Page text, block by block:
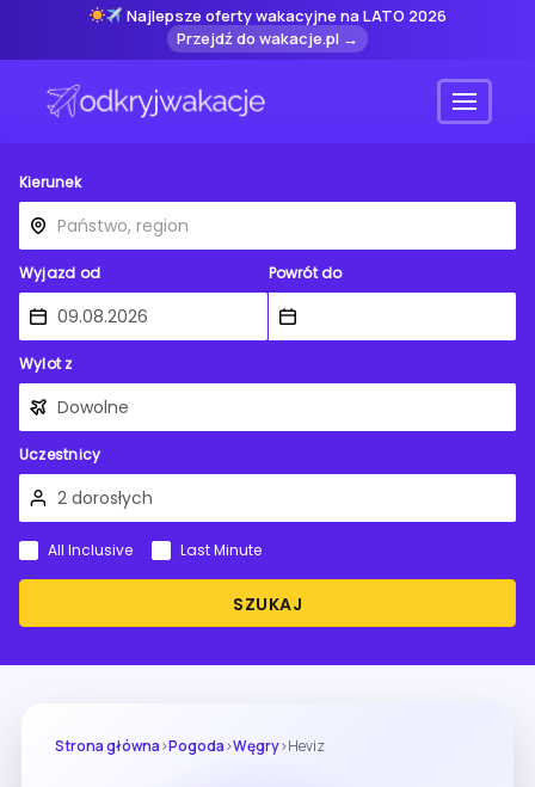
Najlepsze oferty wakacyjne na LATO 2026
Przejdź do wakacje.pl →
Menu
Kierunek
Wyjazd od Powrót do
Wylot z
Uczestnicy
SZUKAJ
All Inclusive Last Minute
Strona główna›Pogoda›Węgry›Heviz